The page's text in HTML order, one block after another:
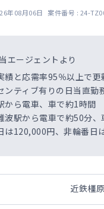
年08月06日 案件番号 : 24-
エージェントより
績と応需率95％以上で
ンティブ有りの日当直勤
から電車、車で約1時間
波駅から電車で約50分
は120,000円、非輪番
近鉄橿